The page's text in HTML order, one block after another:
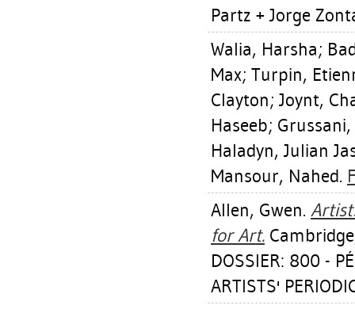
Partz + Jorge
Walia, Harsha;
Max; Turpin,
Clayton; Joynt,
Haseeb;
Haladyn, Julian
Mansour, Nahed.
Allen, Gwen.
for Art.
DOSSIER: 800 -
ARTISTS'